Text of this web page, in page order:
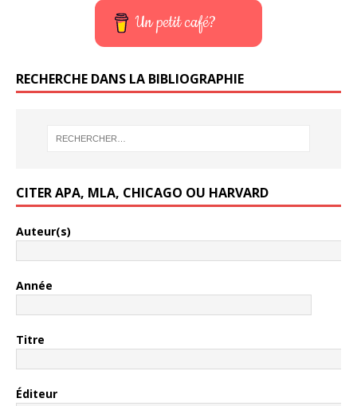
Un petit café?
RECHERCHE DANS LA BIBLIOGRAPHIE
CITER APA, MLA, CHICAGO OU HARVARD
Auteur(s)
Année
Titre
Éditeur